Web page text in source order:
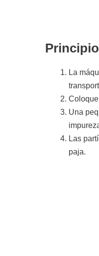
La
Una
Las
paja.